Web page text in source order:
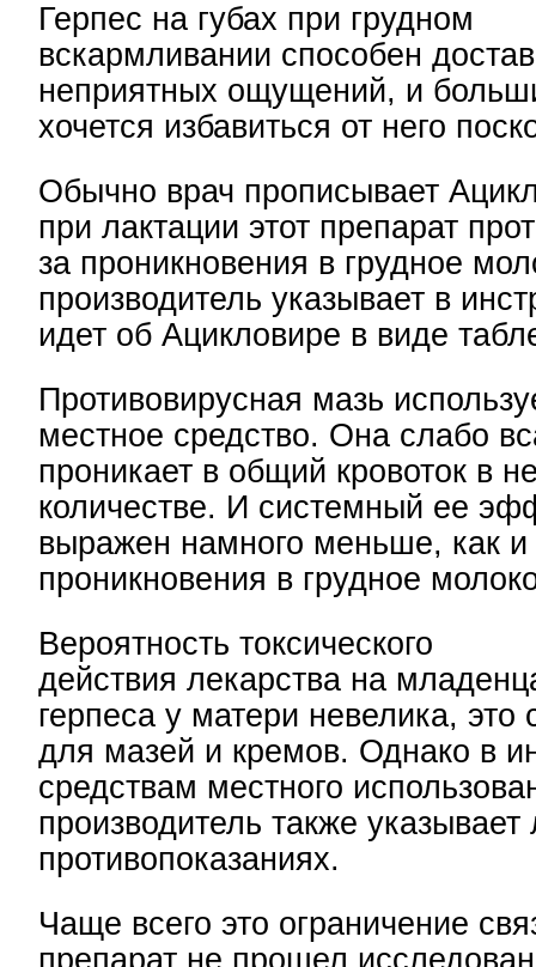
Герпес на губах при грудном
вскармливании способен
неприятных ощущений, и
хочется избавиться от него
Обычно врач прописывает
при лактации этот препарат
за проникновения в грудное
производитель указывает в
идет об Ацикловире в виде
Противовирусная мазь
местное средство. Она слабо
проникает в общий кровоток в
количестве. И системный ее
выражен намного меньше, как и
проникновения в грудное
Вероятность токсического
действия лекарства на
герпеса у матери невелика, это
для мазей и кремов. Однако в
средствам местного
производитель также
противопоказаниях.
Чаще всего это ограничение
препарат не прошел